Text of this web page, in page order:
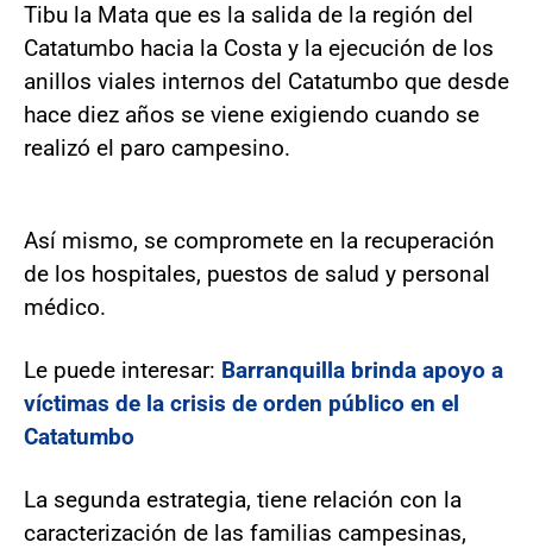
Tibu la Mata que es la salida de la región del
Catatumbo hacia la Costa y la ejecución de los
anillos viales internos del Catatumbo que desde
hace diez años se viene exigiendo cuando se
realizó el paro campesino.
Así mismo, se compromete en la recuperación
de los hospitales, puestos de salud y personal
médico.
Le puede interesar: Barranquilla brinda apoyo a
víctimas de la crisis de orden público en el
Catatumbo
La segunda estrategia, tiene relación con la
caracterización de las familias campesinas,